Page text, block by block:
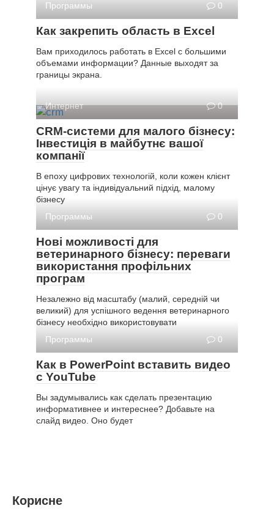
Программы
0
Как закрепить область в Excel
Вам приходилось работать в Excel с большими
объемами информации? Данные выходят за
границы экрана.
Интернет 0
CRM-системи для малого бізнесу:
Інвестиція в майбутнє вашої
компанії
В епоху цифрових технологій, коли кожен клієнт
цінує увагу та індивідуальний підхід, малому
бізнесу
Программы
0
Нові можливості для
ветеринарного бізнесу: переваги
використання профільних
програм
Незалежно від масштабу (малий, середній чи
великий) для успішного ведення ветеринарного
бізнесу необхідно використовувати
Программы
0
Как в PowerPoint вставить видео
с YouTube
Вы задумывались как сделать презентацию
информативнее и интереснее? Добавьте на
слайд видео. Оно будет
Корисне